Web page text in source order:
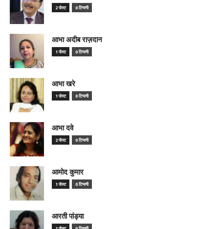
2 पोस्ट 0 टिप्पणी
आभा अदीब राज़दान
1 पोस्ट 0 टिप्पणी
आभा खरे
1 पोस्ट 0 टिप्पणी
आभा दवे
2 पोस्ट 0 टिप्पणी
आमोद कुमार
1 पोस्ट 0 टिप्पणी
आरती पांड्या